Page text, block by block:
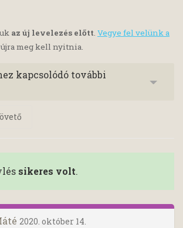
az új levelezés előtt. Vegye fel velünk a
meg kell nyitnia.
kapcsolódó további
sikeres volt.
2020. október 14.